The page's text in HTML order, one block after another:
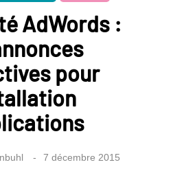
AdWords :
pour
7 décembre 2015